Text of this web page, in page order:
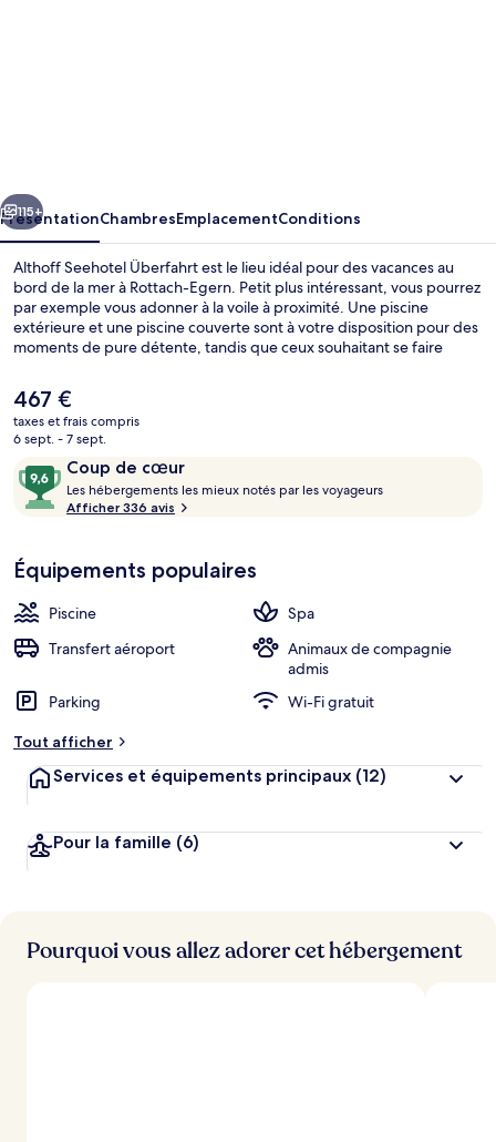
Suivant
115+
PrésentationChambresEmplacementConditions
Althoff Seehotel Überfahrt est le lieu idéal pour des vacances au
bord de la mer à Rottach-Egern. Petit plus intéressant, vous pourrez
par exemple vous adonner à la voile à proximité. Une piscine
extérieure et une piscine couverte sont à votre disposition pour des
moments de pure détente, tandis que ceux souhaitant se faire
d'aromathérapie et des soins de réflexologie. Les options de
restauration comprennent 5 restaurants, tandis que le bar/salon est
un endroit parfait pour prendre un verre. Parmi les autres avantages
de cet hôtel de luxe, on trouve un bar en bord de piscine, un centre
de remise en forme et une salle de fitness, l'idéal pour des vacances
sans soucis.
Le
prix
actuel
de
467 €.
467 €
taxes et frais compris
6 sept. - 7 sept.
Avis
voyageurs
Coup de cœur
9,6
sur
10,
cœur
Les hébergements les mieux notés par les voyageurs
r
t
l
e
u
Afficher 336 avis
Équipements populaires
Piscine
Spa
Transfert aéroport
Animaux de compagnie
admis
Parking
Wi-Fi gratuit
Tout afficher
Services et équipements principaux (12)
Pour la famille (6)
Pourquoi vous allez adorer cet hébergement